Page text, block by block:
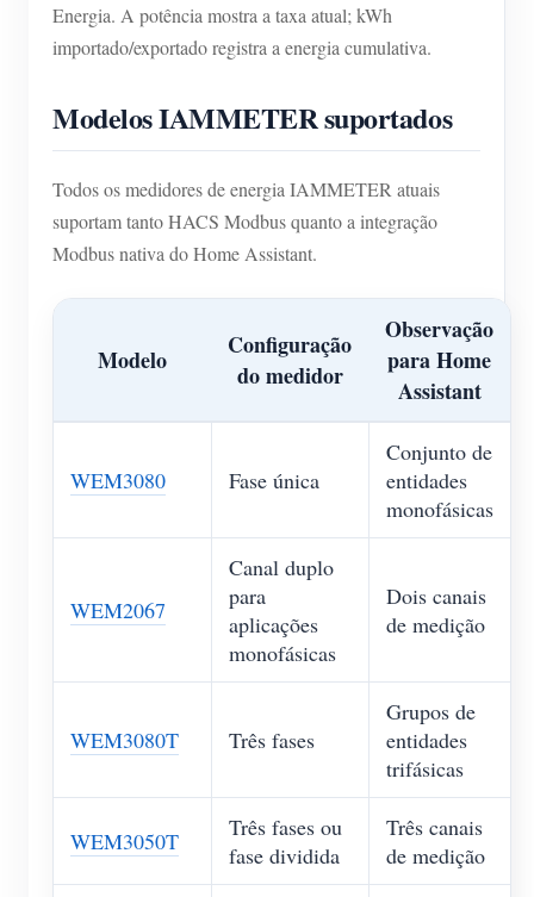
Energia. A potência mostra a taxa atual; kWh
importado/exportado registra a energia cumulativa.
Modelos IAMMETER suportados
Todos os medidores de energia IAMMETER atuais
suportam tanto HACS Modbus quanto a integração
Modbus nativa do Home Assistant.
Modelo
Configuração
do medidor
Observação
para Home
Assistant
WEM3080 Fase única
Conjunto de
entidades
monofásicas
WEM2067
Canal duplo
para
aplicações
monofásicas
Dois canais
de medição
WEM3080T Três fases
Grupos de
entidades
trifásicas
WEM3050T
Três fases ou
fase dividida
Três canais
de medição